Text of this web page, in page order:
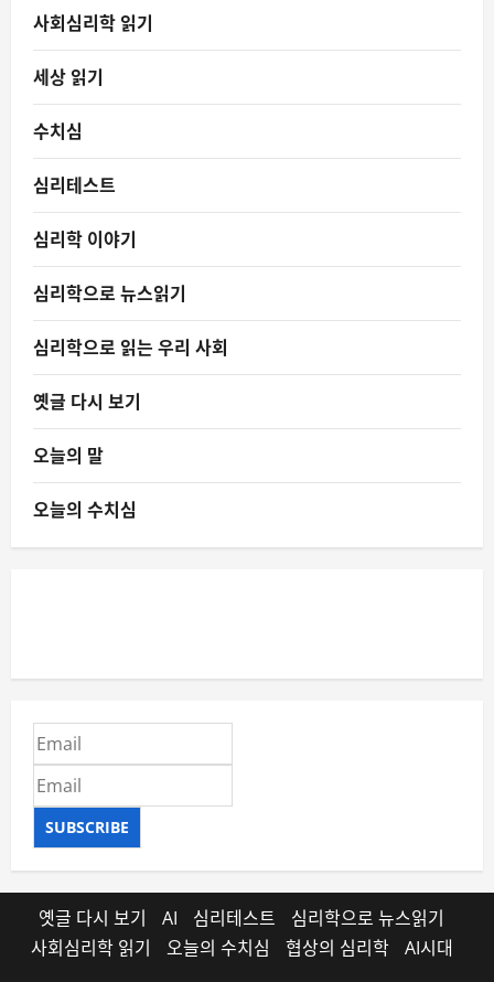
사회심리학 읽기
세상 읽기
수치심
심리테스트
심리학 이야기
심리학으로 뉴스읽기
심리학으로 읽는 우리 사회
옛글 다시 보기
오늘의 말
오늘의 수치심
SUBSCRIBE
옛글 다시 보기 AI 심리테스트
심리학으로 뉴스읽기
사회심리학 읽기
오늘의 수치심 협상의 심리학 AI시대